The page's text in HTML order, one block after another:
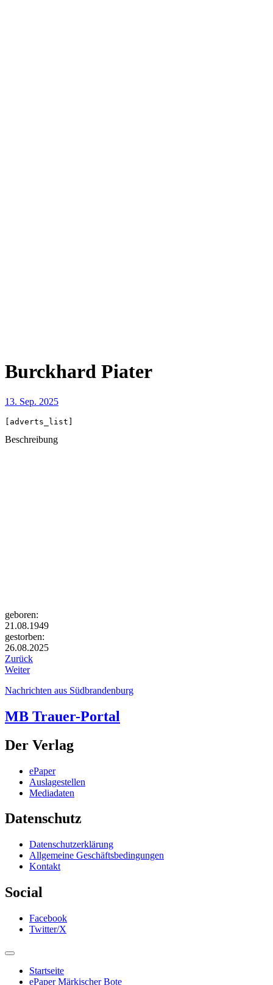
Burckhard Piater
13. Sep. 2025
[adverts_list]
Beschreibung
geboren:
21.08.1949
gestorben:
26.08.2025
Zurück
Weiter
Nachrichten aus Südbrandenburg
MB Trauer-Portal
Der Verlag
ePaper
Auslagestellen
Mediadaten
Datenschutz
Datenschutzerklärung
Allgemeine Geschäftsbedingungen
Kontakt
Social
Facebook
Twitter/X
Startseite
ePaper Märkischer Bote